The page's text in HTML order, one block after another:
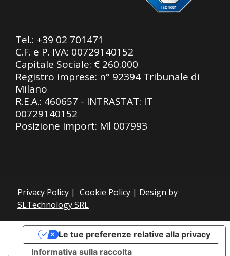
Tel.: +39 02 701471
C.F. e P. IVA: 00729140152
Capitale Sociale: € 260.000
Registro imprese: n° 92394 Tribunale di
Milano
R.E.A.: 460657 - INTRASTAT: IT
00729140152
Posizione Import: Ml 007993
Privacy Policy | Cookie Policy | Design by
SLTechnology SRL
Informativa sulla raccolta
Le tue preferenze relative alla privacy